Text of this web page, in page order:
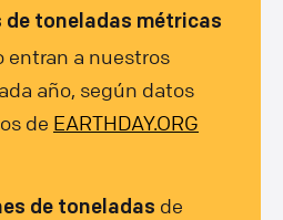
de toneladas métricas
entran a nuestros
año, según datos
de EARTHDAY.ORG
de toneladas de